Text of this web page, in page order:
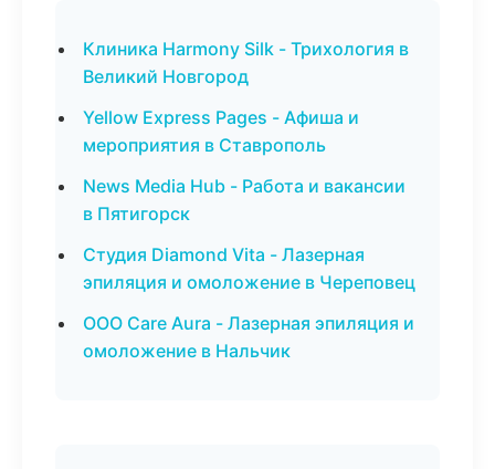
Клиника Harmony Silk - Трихология в
Великий Новгород
Yellow Express Pages - Афиша и
мероприятия в Ставрополь
News Media Hub - Работа и вакансии
в Пятигорск
Студия Diamond Vita - Лазерная
эпиляция и омоложение в Череповец
ООО Care Aura - Лазерная эпиляция и
омоложение в Нальчик